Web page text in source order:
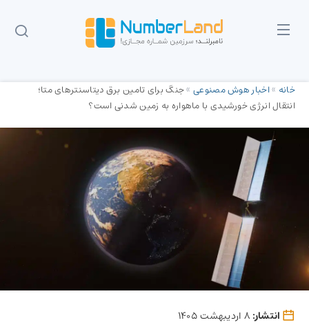
خانه »اخبار هوش مصنوعی»جنگ برای تامین برق دیتاسنترهای متا؛
انتقال انرژی خورشیدی با ماهواره به زمین شدنی است؟
انتشار: